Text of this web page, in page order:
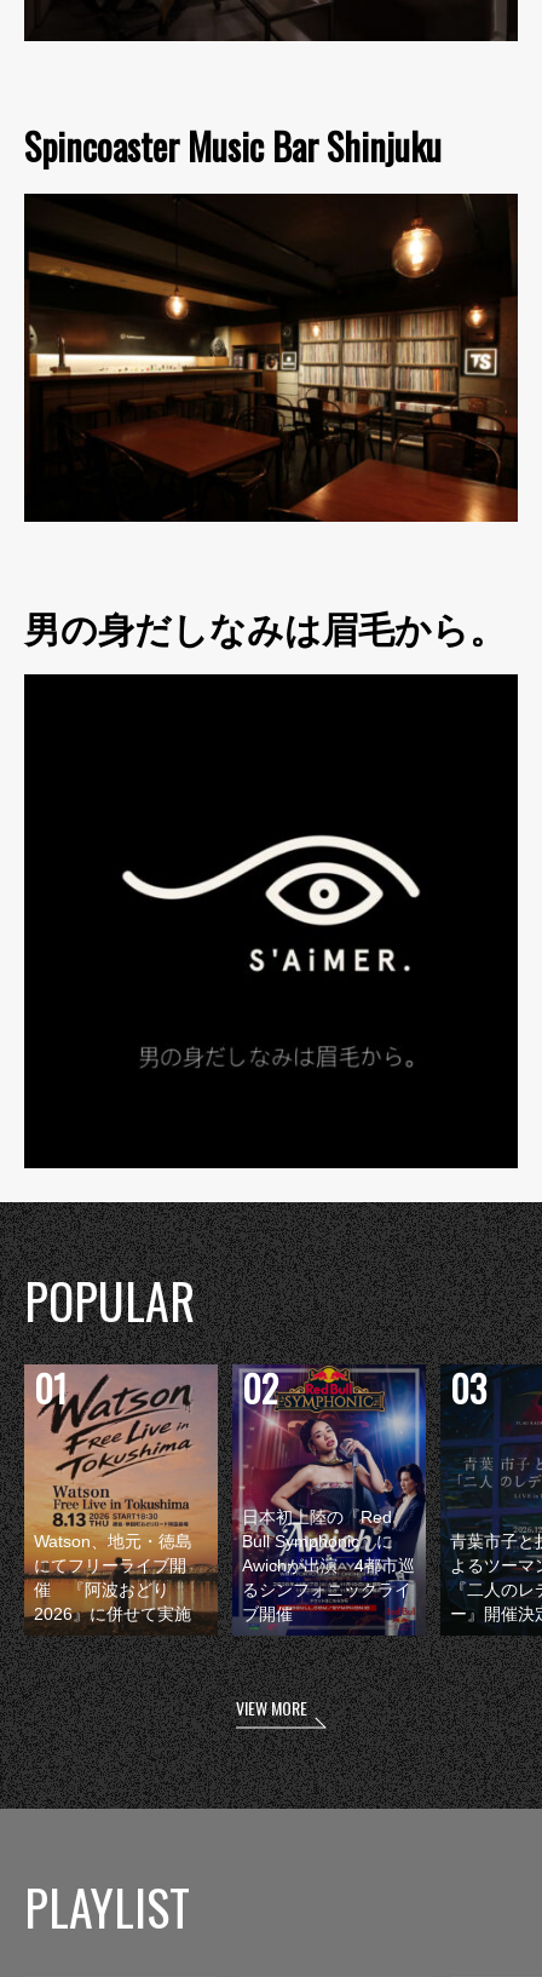
Spincoaster Music Bar Shinjuku
男の身だしなみは眉毛から。
POPULAR
Watson、地元・徳島
にてフリーライブ開
催 『阿波おどり
2026』に併せて実施
日本初上陸の『Red
Bull Symphonic』に
Awichが出演 4都市巡
るシンフォニックライ
ブ開催
青葉市子と
よるツーマ
『二人のレ
ー』開催決
VIEW MORE
PLAYLIST